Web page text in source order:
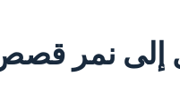
نمر قصص